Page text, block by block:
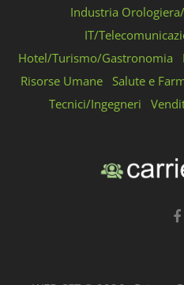
Industria
IT/
Hotel/Turismo/Gastronomia
Risorse Umane
Salute e
Tecnici/Ingegneri